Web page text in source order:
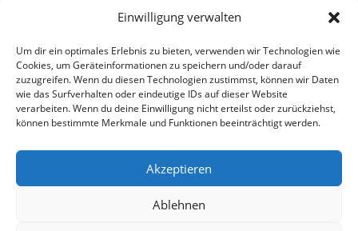
Einwilligung verwalten
Um dir ein optimales Erlebnis zu bieten, verwenden wir Technologien wie
Cookies, um Geräteinformationen zu speichern und/oder darauf
zuzugreifen. Wenn du diesen Technologien zustimmst, können wir Daten
wie das Surfverhalten oder eindeutige IDs auf dieser Website
verarbeiten. Wenn du deine Einwilligung nicht erteilst oder zurückziehst,
können bestimmte Merkmale und Funktionen beeinträchtigt werden.
Akzeptieren
Ablehnen